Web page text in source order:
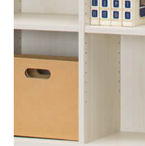
サイズ
幅1100 × 奥行
移動棚枚数
12枚